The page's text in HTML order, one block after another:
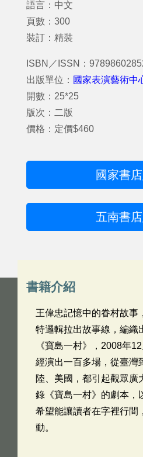
語言：中文
頁數：300
裝訂：精裝
ISBN／ISSN：
出版單位： 國家表演藝術中
開數：25*25
版次：二版
價格：定價$460
國家書
五南書
書籍介紹
王偉忠記憶中的眷村故事
特邏輯拉出故事線，編織
《寶島一村》，2008年
經演出一百多場，從臺灣
陸、美國，都引起觀眾廣
錄《寶島一村》的劇本，
希望能讓讀者在字裡行間
動。